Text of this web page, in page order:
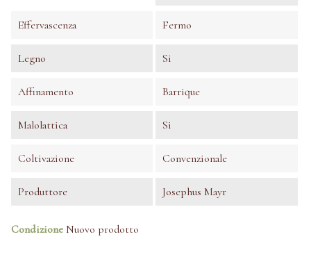
Effervascenza Fermo
Legno Si
Affinamento Barrique
Malolattica Si
Coltivazione Convenzionale
Produttore Josephus Mayr
Condizione Nuovo prodotto